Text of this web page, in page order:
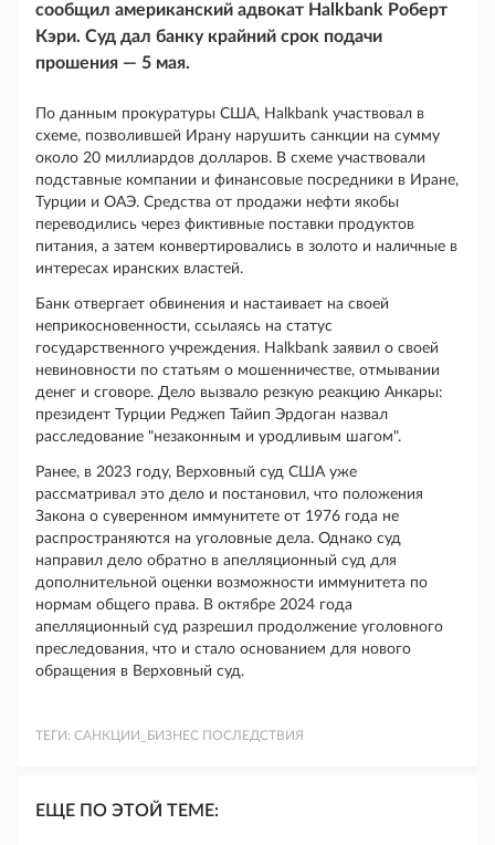
сообщил американский адвокат Halkbank Роберт
Кэри. Суд дал банку крайний срок подачи
прошения — 5 мая.
По данным прокуратуры США, Halkbank участвовал в
схеме, позволившей Ирану нарушить санкции на сумму
около 20 миллиардов долларов. В схеме участвовали
подставные компании и финансовые посредники в Иране,
Турции и ОАЭ. Средства от продажи нефти якобы
переводились через фиктивные поставки продуктов
питания, а затем конвертировались в золото и наличные в
интересах иранских властей.
Банк отвергает обвинения и настаивает на своей
неприкосновенности, ссылаясь на статус
государственного учреждения. Halkbank заявил о своей
невиновности по статьям о мошенничестве, отмывании
денег и сговоре. Дело вызвало резкую реакцию Анкары:
президент Турции Реджеп Тайип Эрдоган назвал
расследование "незаконным и уродливым шагом".
Ранее, в 2023 году, Верховный суд США уже
рассматривал это дело и постановил, что положения
Закона о суверенном иммунитете от 1976 года не
распространяются на уголовные дела. Однако суд
направил дело обратно в апелляционный суд для
дополнительной оценки возможности иммунитета по
нормам общего права. В октябре 2024 года
апелляционный суд разрешил продолжение уголовного
преследования, что и стало основанием для нового
обращения в Верховный суд.
ТЕГИ: САНКЦИИ_БИЗНЕС ПОСЛЕДСТВИЯ
ЕЩЕ ПО ЭТОЙ ТЕМЕ: